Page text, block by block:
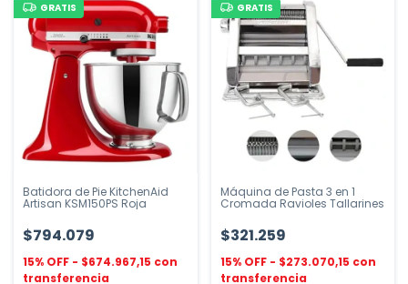
GRATIS
Batidora de Pie KitchenAid
Artisan KSM150PS Roja
$794.079
$674.967,15
GRATIS
Máquina de Pasta 3 en 1
Cromada Ravioles Tallarines
$321.259
$273.070,15